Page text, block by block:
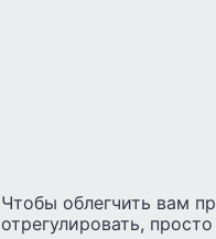
Чтобы облегчить вам
отрегулировать,